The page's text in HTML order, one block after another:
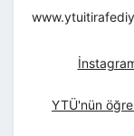
YTÜ'nün